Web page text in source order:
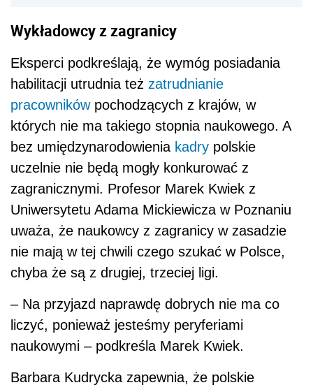
Wykładowcy z zagranicy
Eksperci podkreślają, że wymóg posiadania
habilitacji utrudnia też zatrudnianie
pracownikówpochodzących z krajów, w
których nie ma takiego stopnia naukowego. A
bez umiędzynarodowienia kadry polskie
uczelnie nie będą mogły konkurować z
zagranicznymi. Profesor Marek Kwiek z
Uniwersytetu Adama Mickiewicza w Poznaniu
uważa, że naukowcy z zagranicy w zasadzie
nie mają w tej chwili czego szukać w Polsce,
chyba że są z drugiej, trzeciej ligi.
– Na przyjazd naprawdę dobrych nie ma co
liczyć, ponieważ jesteśmy peryferiami
naukowymi – podkreśla Marek Kwiek.
Barbara Kudrycka zapewnia, że polskie